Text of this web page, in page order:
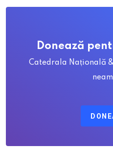
Donează
Catedrala Națională